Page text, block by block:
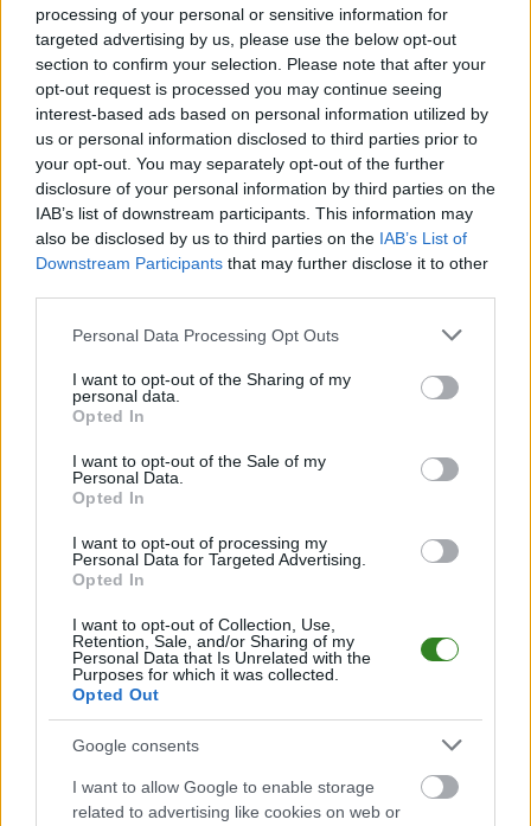
processing of your personal or sensitive information for
targeted advertising by us, please use the below opt-out
section to confirm your selection. Please note that after your
opt-out request is processed you may continue seeing
interest-based ads based on personal information utilized by
us or personal information disclosed to third parties prior to
your opt-out. You may separately opt-out of the further
disclosure of your personal information by third parties on the
IAB’s list of downstream participants. This information may
also be disclosed by us to third parties on the IAB’s List of
Downstream Participants that may further disclose it to other
Please note that this website/app uses one or more Google
not limited to your visit or usage behaviour. You may click to
grant or deny consent to Google and its third-party tags to
use your data for below specified purposes in below Google
consent section.
Personal Data Processing Opt Outs
I want to opt-out of the Sharing of my
personal data.
Opted In
I want to opt-out of the Sale of my
Personal Data.
Opted In
I want to opt-out of processing my
Personal Data for Targeted Advertising.
Opted In
I want to opt-out of Collection, Use,
Retention, Sale, and/or Sharing of my
Personal Data that Is Unrelated with the
Purposes for which it was collected.
Opted Out
Google consents
I want to allow Google to enable storage
related to advertising like cookies on web or
- W przeszłości występował również w Lidze Młodzieżowej
UEFA i Centralnej Lidze Juniorów.
Sprowadzenie Jakuba Górskiego to solidne wzmocnienie
ofensywny aktualnego lidera rozgrywek Betclic 3. Ligi grupy IV.
KSZO Ostrowiec Świętokrzystki po sześciu kolejkach ma na
koncie 16 puntów (5 wygranych, 1 remis).
CZYTAJ TAKŻE
Jakub Górski:
Chcieliśmy wygrać u
sobie i kibicom"
2025-01-12 19:20
z 1 ligi
2026-06-21 22:52
wraca do pracy.
Dołączy do klubu z
Ekstraklasy
KOMENTARZE
Uwaga!